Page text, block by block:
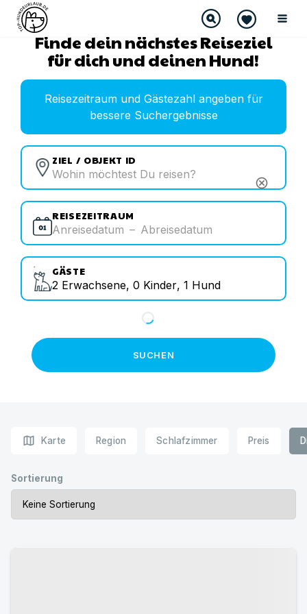
Finde dein nächstes Reiseziel
für dich und deinen Hund!
Reisezeitraum und Gästezahl angeben für
bessere Suchergebnisse
ZIEL / OBJEKT ID
cancel
REISEZEITRAUM
Anreisedatum – Abreisedatum
GÄSTE
2 Erwachsene, 0 Kinder, 1 Hund
SUCHEN
map Karte Region Schlafzimmer Preis
Sortierung